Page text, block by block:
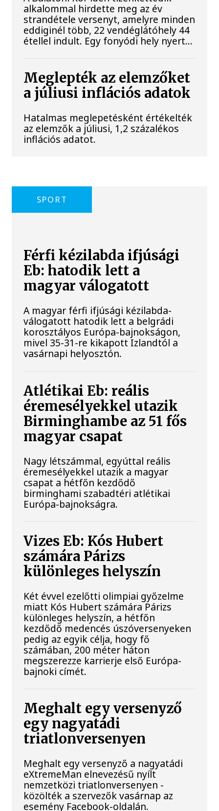
alkalommal hirdette meg az év
strandétele versenyt, amelyre minden
eddiginél több, 22 vendéglátóhely 44
étellel indult. Egy fonyódi hely nyert...
Meglepték az elemzőket
a júliusi inflációs adatok
Hatalmas meglepetésként értékelték
az elemzők a júliusi, 1,2 százalékos
inflációs adatot.
SPORT
Férfi kézilabda ifjúsági
Eb: hatodik lett a
magyar válogatott
A magyar férfi ifjúsági kézilabda-
válogatott hatodik lett a belgrádi
korosztályos Európa-bajnokságon,
mivel 35-31-re kikapott Izlandtól a
vasárnapi helyosztón.
Atlétikai Eb: reális
éremesélyekkel utazik
Birminghambe az 51 fős
magyar csapat
Nagy létszámmal, egyúttal reális
éremesélyekkel utazik a magyar
csapat a hétfőn kezdődő
birminghami szabadtéri atlétikai
Európa-bajnokságra.
Vizes Eb: Kós Hubert
számára Párizs
különleges helyszín
Két évvel ezelőtti olimpiai győzelme
miatt Kós Hubert számára Párizs
különleges helyszín, a hétfőn
kezdődő medencés úszóversenyeken
pedig az egyik célja, hogy fő
számában, 200 méter háton
megszerezze karrierje első Európa-
bajnoki címét.
Meghalt egy versenyző
egy nagyatádi
triatlonversenyen
Meghalt egy versenyző a nagyatádi
eXtremeMan elnevezésű nyílt
nemzetközi triatlonversenyen -
közölték a szervezők vasárnap az
esemény Facebook-oldalán.